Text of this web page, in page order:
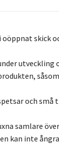
oöppnat skick
utveckling
och
samlare
kan inte